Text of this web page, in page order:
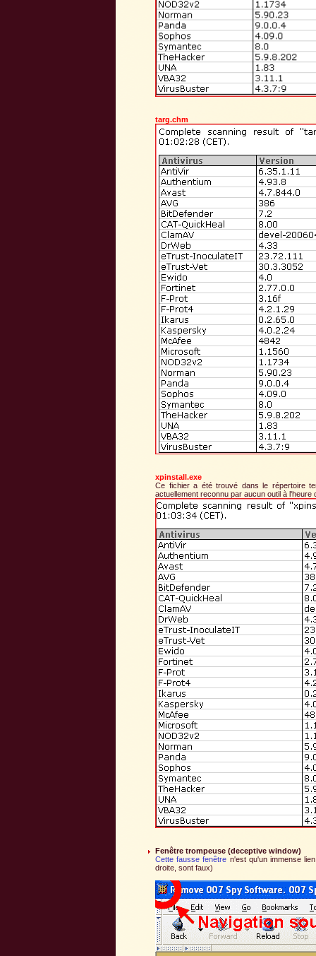
targ.chm
xpinstall.exe
Ce fichier a été trouvé dans le répertoire
actuellement reconnu par aucun outil à
Fenêtre trompeuse (deceptive window)
Cette fausse fenêtre n'est qu'un immense
droite, sont faux)